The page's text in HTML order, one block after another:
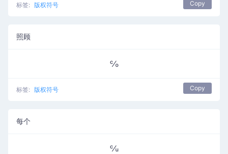
标签: 版权符号 Copy
照顾
℅
标签: 版权符号 Copy
每个
℆